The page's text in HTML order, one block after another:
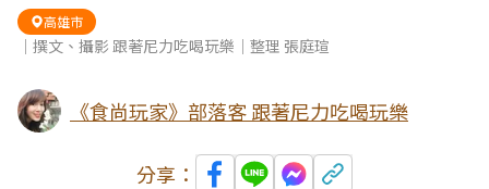
高雄市
｜撰文、攝影 跟著尼力吃喝玩樂｜整理 張庭瑄
《食尚玩家》部落客 跟著尼力吃喝玩樂
分享：